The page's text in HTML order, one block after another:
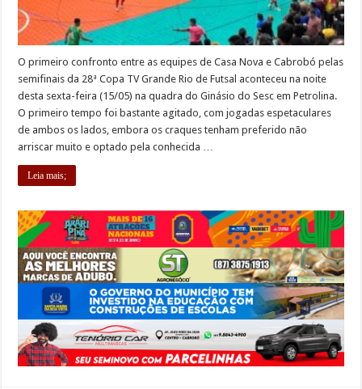
O primeiro confronto entre as equipes de Casa Nova e Cabrobó pelas
semifinais da 28ª Copa TV Grande Rio de Futsal aconteceu na noite
desta sexta-feira (15/05) na quadra do Ginásio do Sesc em Petrolina.
O primeiro tempo foi bastante agitado, com jogadas espetaculares
de ambos os lados, embora os craques tenham preferido não
arriscar muito e optado pela conhecida …
Leia mais;